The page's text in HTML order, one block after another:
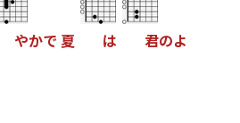
やかで 夏 は 君のよ